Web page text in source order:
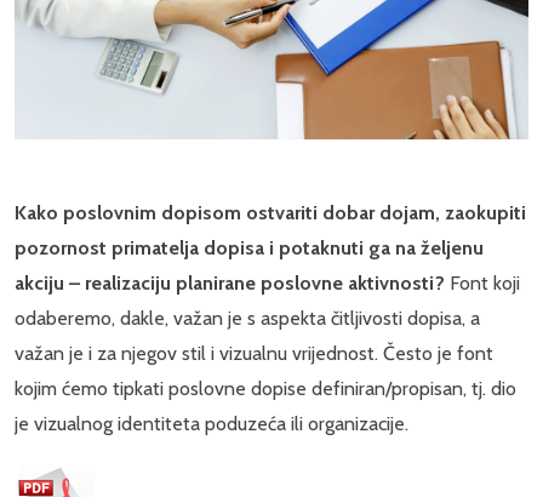
Kako poslovnim dopisom ostvariti dobar dojam, zaokupiti
pozornost primatelja dopisa i potaknuti ga na željenu
akciju – realizaciju planirane poslovne aktivnosti? Font koji
odaberemo, dakle, važan je s aspekta čitljivosti dopisa, a
važan je i za njegov stil i vizualnu vrijednost. Često je font
kojim ćemo tipkati poslovne dopise definiran/propisan, tj. dio
je vizualnog identiteta poduzeća ili organizacije.